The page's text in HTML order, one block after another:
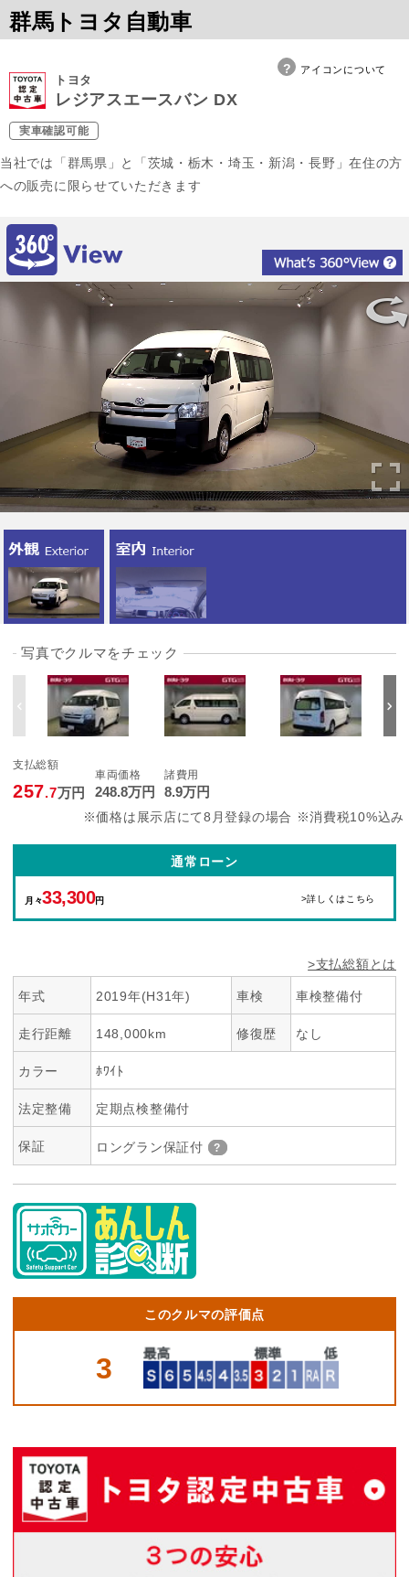
群馬トヨタ自動車
アイコンについて
トヨタ
レジアスエースバン DX
実車確認可能
当社では「群馬県」と「茨城・栃木・埼玉・新潟・長野」在住の方
への販売に限らせていただきます
写真でクルマをチェック
支払総額
257.7万円
車両価格
248.8万円
諸費用
8.9万円
※価格は展示店にて8月登録の場合 ※消費税10%込み
通常ローン
月々33,300円 >詳しくはこちら
>支払総額とは
年式 2019年(H31年) 車検 車検整備付
走行距離 148,000km 修復歴 なし
カラー ﾎﾜｲﾄ
法定整備 定期点検整備付
保証 ロングラン保証付
このクルマの評価点
3